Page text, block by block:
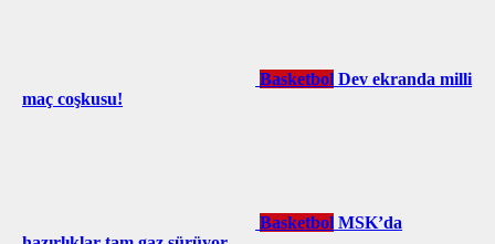
Basketbol Dev ekranda milli
maç coşkusu!
Basketbol MSK’da